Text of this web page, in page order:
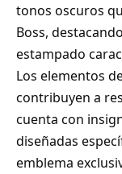
tonos oscuros
Boss,
estampado
Los elementos
contribuyen a
cuenta con
diseñadas
emblema